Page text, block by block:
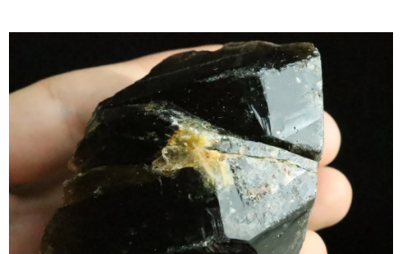
SLEVY
ÚČINKY
KRYSTALY
ČLÁNKY
NALEZIŠTĚ